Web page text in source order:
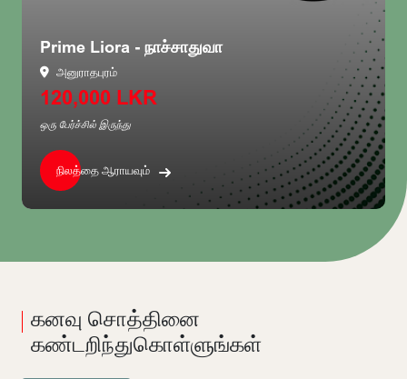
Prime Liora - நாச்சாதுவா
அனுராதபுரம்
120,000 LKR
ஒரு பேர்ச்சில் இருந்து
நிலத்தை ஆராயவும்
கனவு சொத்தினை
கண்டறிந்துகொள்ளுங்கள்